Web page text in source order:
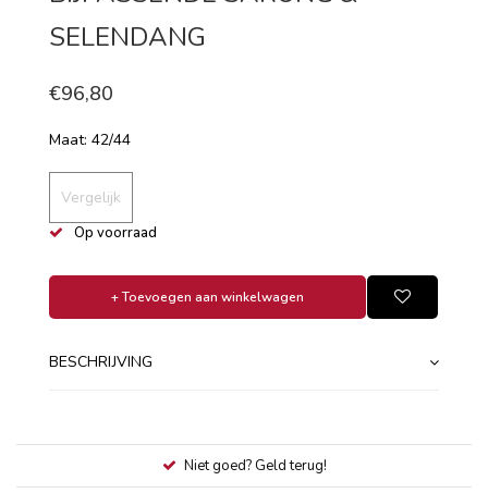
SELENDANG
€96,80
Maat: 42/44
Vergelijk
Op voorraad
+ Toevoegen aan winkelwagen
BESCHRIJVING
Niet goed? Geld terug!